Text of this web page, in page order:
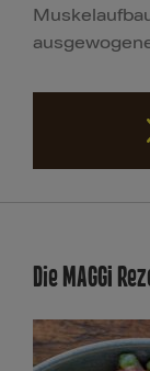
Die MAGGI